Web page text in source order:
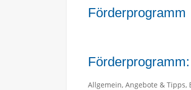
Förderprogramm
Allgemein, Angebote & Tipps,